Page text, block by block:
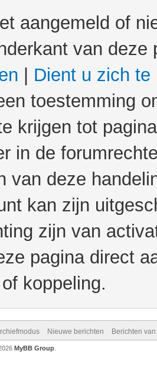
aangemeld of
van
Dient u zich te
toestemming
krijgen tot
in de
van deze
kan zijn
zijn van
pagina direct
koppeling.
Nieuwe berichten Berichten
MyBB Group